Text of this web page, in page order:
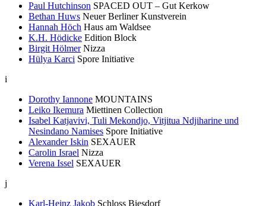
Paul Hutchinson SPACED OUT – Gut Kerkow
Bethan Huws Neuer Berliner Kunstverein
Hannah Höch Haus am Waldsee
K.H. Hödicke Edition Block
Birgit Hölmer Nizza
Hülya Karci Spore Initiative
i
Dorothy Iannone MOUNTAINS
Leiko Ikemura Miettinen Collection
Isabel Katjavivi, Tuli Mekondjo, Vitjitua Ndjiharine und
Nesindano Namises Spore Initiative
Alexander Iskin SEXAUER
Carolin Israel Nizza
Verena Issel SEXAUER
j
Karl-Heinz Jakob Schloss Biesdorf